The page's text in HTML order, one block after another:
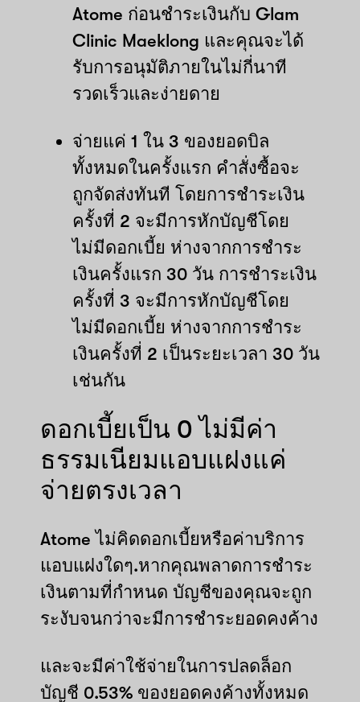
Atome ก่อนชำระเงินกับ Glam
Clinic Maeklong และคุณจะได้
รับการอนุมัติภายในไม่กี่นาที
รวดเร็วและง่ายดาย
จ่ายแค่ 1 ใน 3 ของยอดบิล
ทั้งหมดในครั้งแรก คำสั่งซื้อจะ
ถูกจัดส่งทันที โดยการชำระเงิน
ครั้งที่ 2 จะมีการหักบัญชีโดย
ไม่มีดอกเบี้ย ห่างจากการชำระ
เงินครั้งแรก 30 วัน การชำระเงิน
ครั้งที่ 3 จะมีการหักบัญชีโดย
ไม่มีดอกเบี้ย ห่างจากการชำระ
เงินครั้งที่ 2 เป็นระยะเวลา 30 วัน
เช่นกัน
ดอกเบี้ยเป็น 0 ไม่มีค่า
ธรรมเนียมแอบแฝงแค่
จ่ายตรงเวลา
Atome ไม่คิดดอกเบี้ยหรือค่าบริการ
แอบแฝงใดๆ.หากคุณพลาดการชำระ
เงินตามที่กำหนด บัญชีของคุณจะถูก
ระงับจนกว่าจะมีการชำระยอดคงค้าง
และจะมีค่าใช้จ่ายในการปลดล็อก
บัญชี 0.53% ของยอดคงค้างทั้งหมด